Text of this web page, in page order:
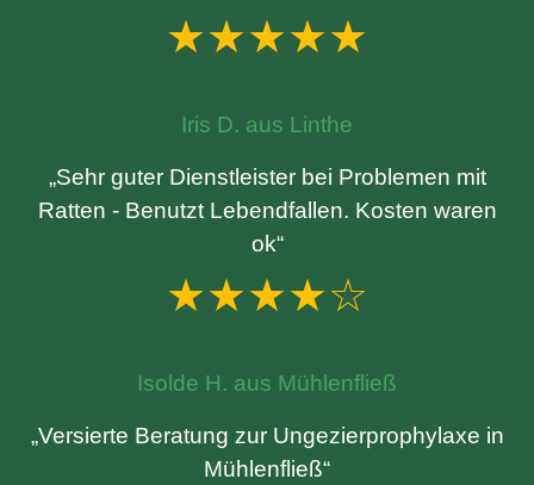
★★★★★
Iris D. aus Linthe
„Sehr guter Dienstleister bei Problemen mit
Ratten - Benutzt Lebendfallen. Kosten waren
ok“
★★★★☆
Isolde H. aus Mühlenfließ
„Versierte Beratung zur Ungezierprophylaxe in
Mühlenfließ“